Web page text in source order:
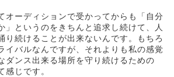
オーディションで受かってからも「自分
」というのをきちんと追求し続けて、人
り続けることが出来ないんです。もちろ
イバルなんですが、それよりも私の感覚
ダンス出来る場所を守り続けるための
感じです。